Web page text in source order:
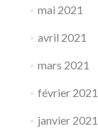
mai 2021
avril 2021
mars 2021
février 2021
janvier 2021